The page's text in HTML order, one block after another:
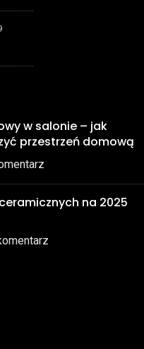
w salonie – jak
przestrzeń domową
na 2025